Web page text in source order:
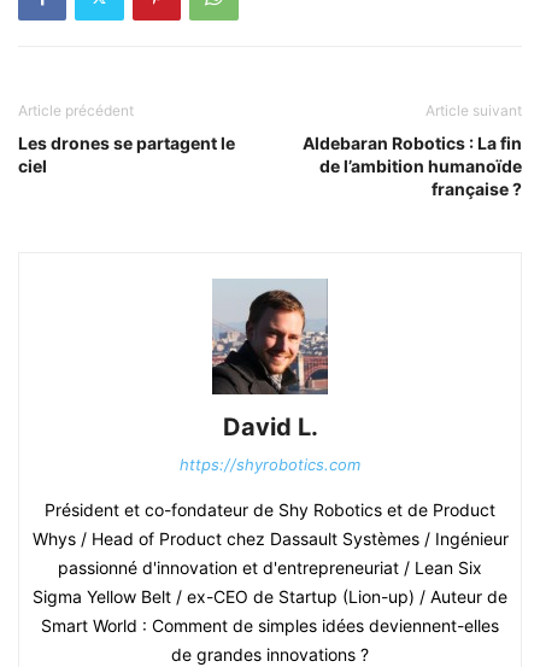
Article précédent
Les drones se partagent le
ciel
Article suivant
Aldebaran Robotics : La fin
de l’ambition humanoïde
française ?
David L.
https://shyrobotics.com
Président et co-fondateur de Shy Robotics et de Product
Whys / Head of Product chez Dassault Systèmes / Ingénieur
passionné d'innovation et d'entrepreneuriat / Lean Six
Sigma Yellow Belt / ex-CEO de Startup (Lion-up) / Auteur de
Smart World : Comment de simples idées deviennent-elles
de grandes innovations ?